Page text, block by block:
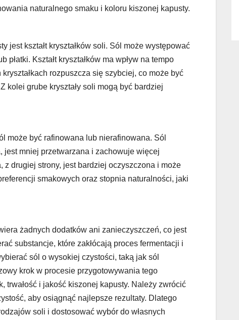
naturalnego smaku i koloru kiszonej kapusty.
jest kształt kryształków soli. Sól może występować
płatki. Kształt kryształków ma wpływ na tempo
rozpuszcza się szybciej, co może być
kolei grube kryształy soli mogą być bardziej
może być rafinowana lub nierafinowana. Sól
mniej przetwarzana i zachowuje więcej
drugiej strony, jest bardziej oczyszczona i może
smakowych oraz stopnia naturalności, jaki
żadnych dodatków ani zanieczyszczeń, co jest
substancje, które zakłócają proces fermentacji i
sól o wysokiej czystości, taką jak sól
krok w procesie przygotowywania tego
trwałość i jakość kiszonej kapusty. Należy zwrócić
aby osiągnąć najlepsze rezultaty. Dlatego
soli i dostosować wybór do własnych